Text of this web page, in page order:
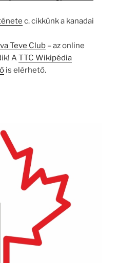
c. cikkünk a kanadai
Teve Club – az online
ATTC Wikipédia
is elérhető.